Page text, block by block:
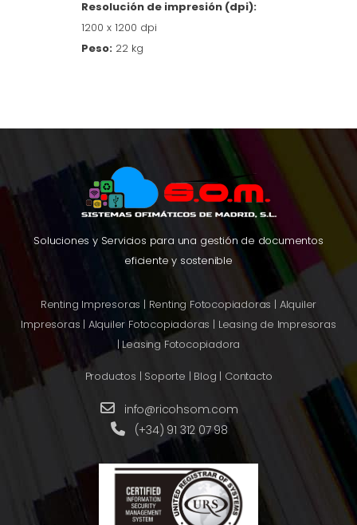
Resolución de impresión (dpi):
1200 x 1200 dpi
Peso: 22 kg
Soluciones y Servicios para una gestión de documentos
eficiente y sostenible
Renting Impresoras | Renting Fotocopiadoras | Alquiler
Impresoras | Alquiler Fotocopiadoras | Leasing de Impresoras
|Leasing Fotocopiadora
Productos | Soporte | Blog | Contacto
info@ricohsom.com
(+34) 91 312 07 98